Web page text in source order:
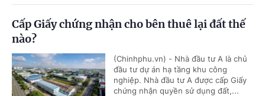
Cấp Giấy chứng nhận cho bên thuê lại đất thế
nào?
(Chinhphu.vn) - Nhà đầu tư A là chủ
đầu tư dự án hạ tầng khu công
nghiệp. Nhà đầu tư A được cấp Giấy
chứng nhận quyền sử dụng đất,...